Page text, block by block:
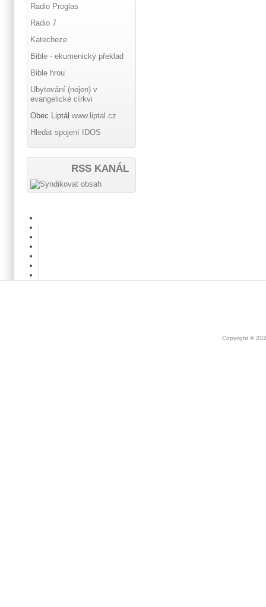
Radio Proglas
Radio 7
Katecheze
Bible - ekumenický překlad
Bible hrou
Ubytování (nejen) v
evangelické církvi
Obec Liptál www.liptal.cz
Hledat spojení IDOS
RSS KANÁL
Copyright ©